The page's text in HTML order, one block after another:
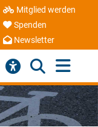
Mitglied werden
Spenden
Newsletter